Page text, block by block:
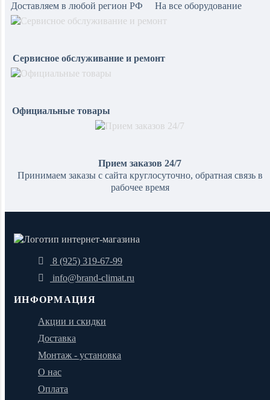
Доставляем в любой регион РФ
На все оборудование
Сервисное обслуживание и ремонт
Официальные товары
Прием заказов 24/7
Принимаем заказы с сайта круглосуточно, обратная связь в
рабочее время
8 (925) 319-67-99
info@brand-climat.ru
ИНФОРМАЦИЯ
Акции и скидки
Доставка
Монтаж - установка
О нас
Оплата